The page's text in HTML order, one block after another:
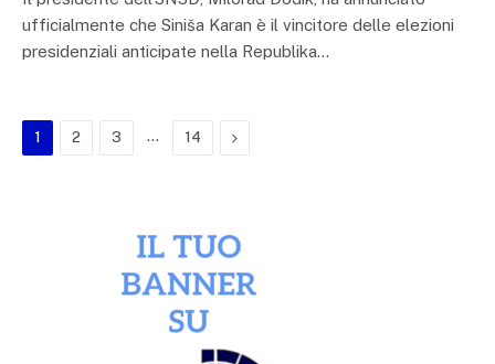
ufficialmente che Siniša Karan è il vincitore delle elezioni
presidenziali anticipate nella Republika…
1 2 3 … 14 Next